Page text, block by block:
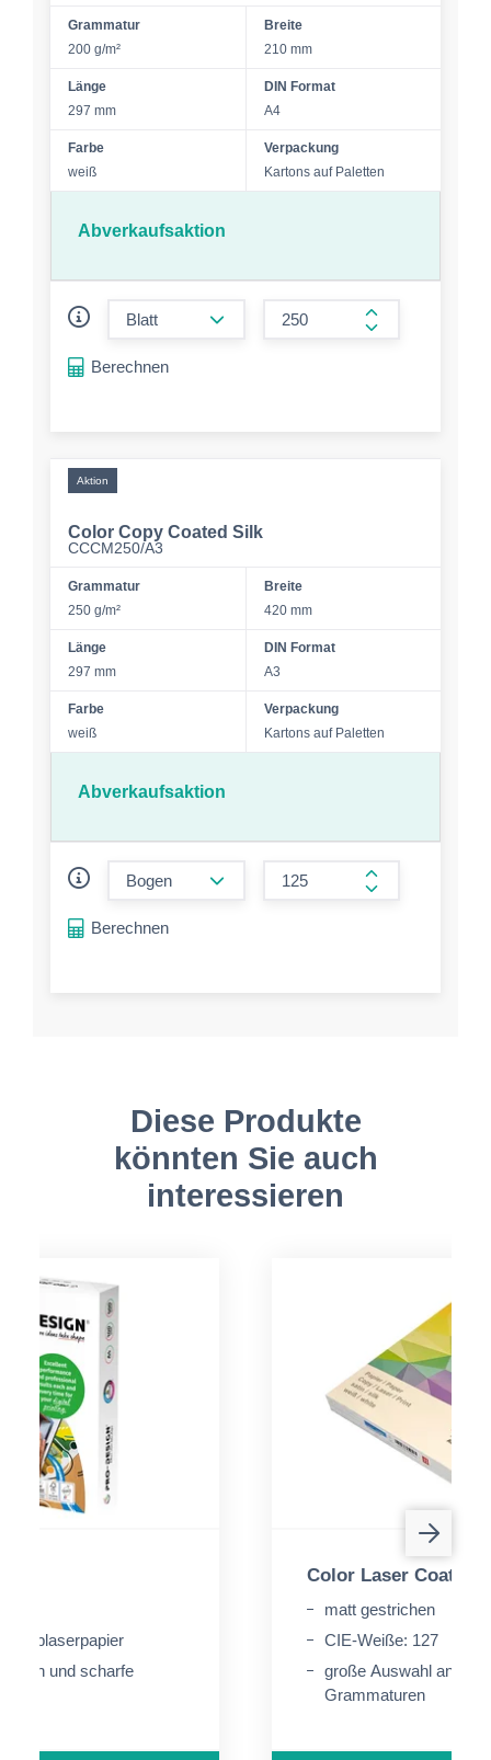
Grammatur
200 g/m²
Breite
210 mm
Länge
297 mm
DIN Format
A4
Farbe
weiß
Verpackung
Kartons auf Paletten
Abverkaufsaktion
form.increase-
Berechnen
Aktion
Color Copy Coated Silk
CCCM250/A3
Grammatur
250 g/m²
Breite
420 mm
Länge
297 mm
DIN Format
A3
Farbe
weiß
Verpackung
Kartons auf Paletten
Abverkaufsaktion
form.increase-
Berechnen
Diese Produkte
könnten Sie auch
interessieren
Farblaserpapier
und scharfe
Color Laser Coated
matt gestrichen
CIE-Weiße: 127
große Auswahl an
Grammaturen